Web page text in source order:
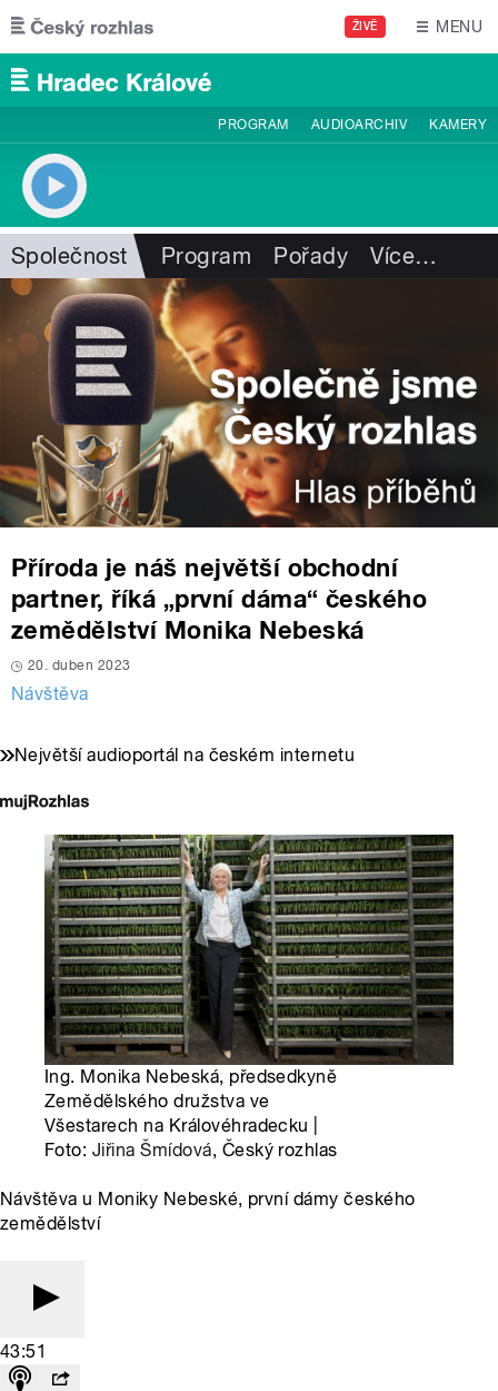
Přejít k hlavnímu obsahu
ŽIVĚ MENU
PROGRAM AUDIOARCHIV KAMERY
Společnost Program Pořady Více…
Příroda je náš největší obchodní
partner, říká „první dáma“ českého
zemědělství Monika Nebeská
20. duben 2023
Návštěva
Největší audioportál na českém internetu
Ing. Monika Nebeská, předsedkyně
Zemědělského družstva ve
Všestarech na Královéhradecku |
Foto: Jiřina Šmídová, Český rozhlas
Návštěva u Moniky Nebeské, první dámy českého
zemědělství
43:51